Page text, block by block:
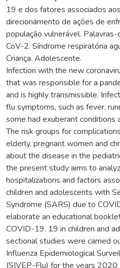
19 e dos fatores associados
direcionamento de ações de
população vulnerável.
CoV-2. Síndrome respiratória
Criança. Adolescente.
Infection with the new
that was responsible for a
and is highly transmissible.
flu symptoms, such as fever,
some had exuberant conditions
The risk groups for
elderly, pregnant women and
about the disease in the
the present study aims to
hospitalizations and factors
children and adolescents with
Syndrome (SARS) due to
elaborate an educational
COVID-19. 19 in children and
sectional studies were carried
Influenza Epidemiological
(SIVEP-Flu) for the years 2020